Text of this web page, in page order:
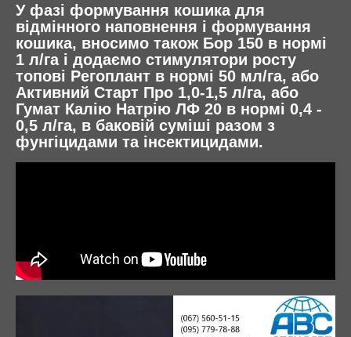
У фазі формування кошика для
відмінного наповнення і формування
кошика, вносимо також Бор 150 в нормі
1 л/га і додаємо стимулятори росту
топові Регоплант в нормі 50 мл/га, або
Активний Старт Про 1,0-1,5 л/га, або
Гумат Калію Натрію ЛФ 20 в нормі 0,4 -
0,5 л/га, в баковій суміші разом з
фунгіцидами та інсектицидами.